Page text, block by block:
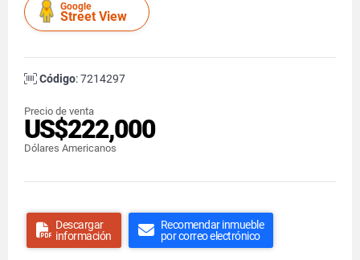
Google
Street View
Código: 7214297
Precio de venta
US$222,000
Dólares Americanos
Descargar
información
Recomendar inmueble
por correo electrónico